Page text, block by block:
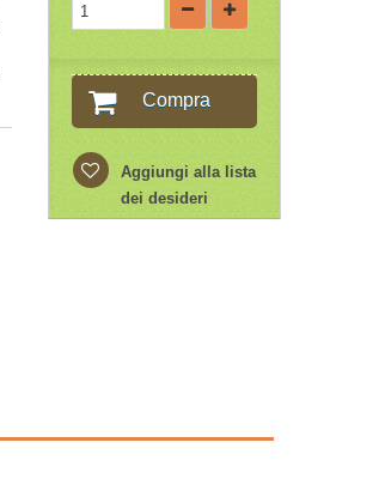
Compra
Aggiungi alla lista
dei desideri